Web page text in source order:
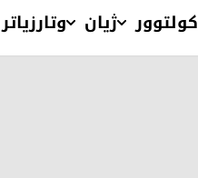
کولتوور ژیان وتارزیاتر